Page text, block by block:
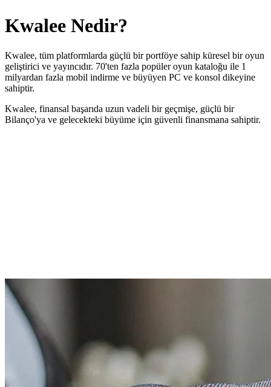
Kwalee Nedir?
Kwalee, tüm platformlarda güçlü bir portföye sahip küresel bir oyun
geliştirici ve yayıncıdır. 70'ten fazla popüler oyun kataloğu ile 1
milyardan fazla mobil indirme ve büyüyen PC ve konsol dikeyine
sahiptir.
Kwalee, finansal başarıda uzun vadeli bir geçmişe, güçlü bir
Bilanço'ya ve gelecekteki büyüme için güvenli finansmana sahiptir.